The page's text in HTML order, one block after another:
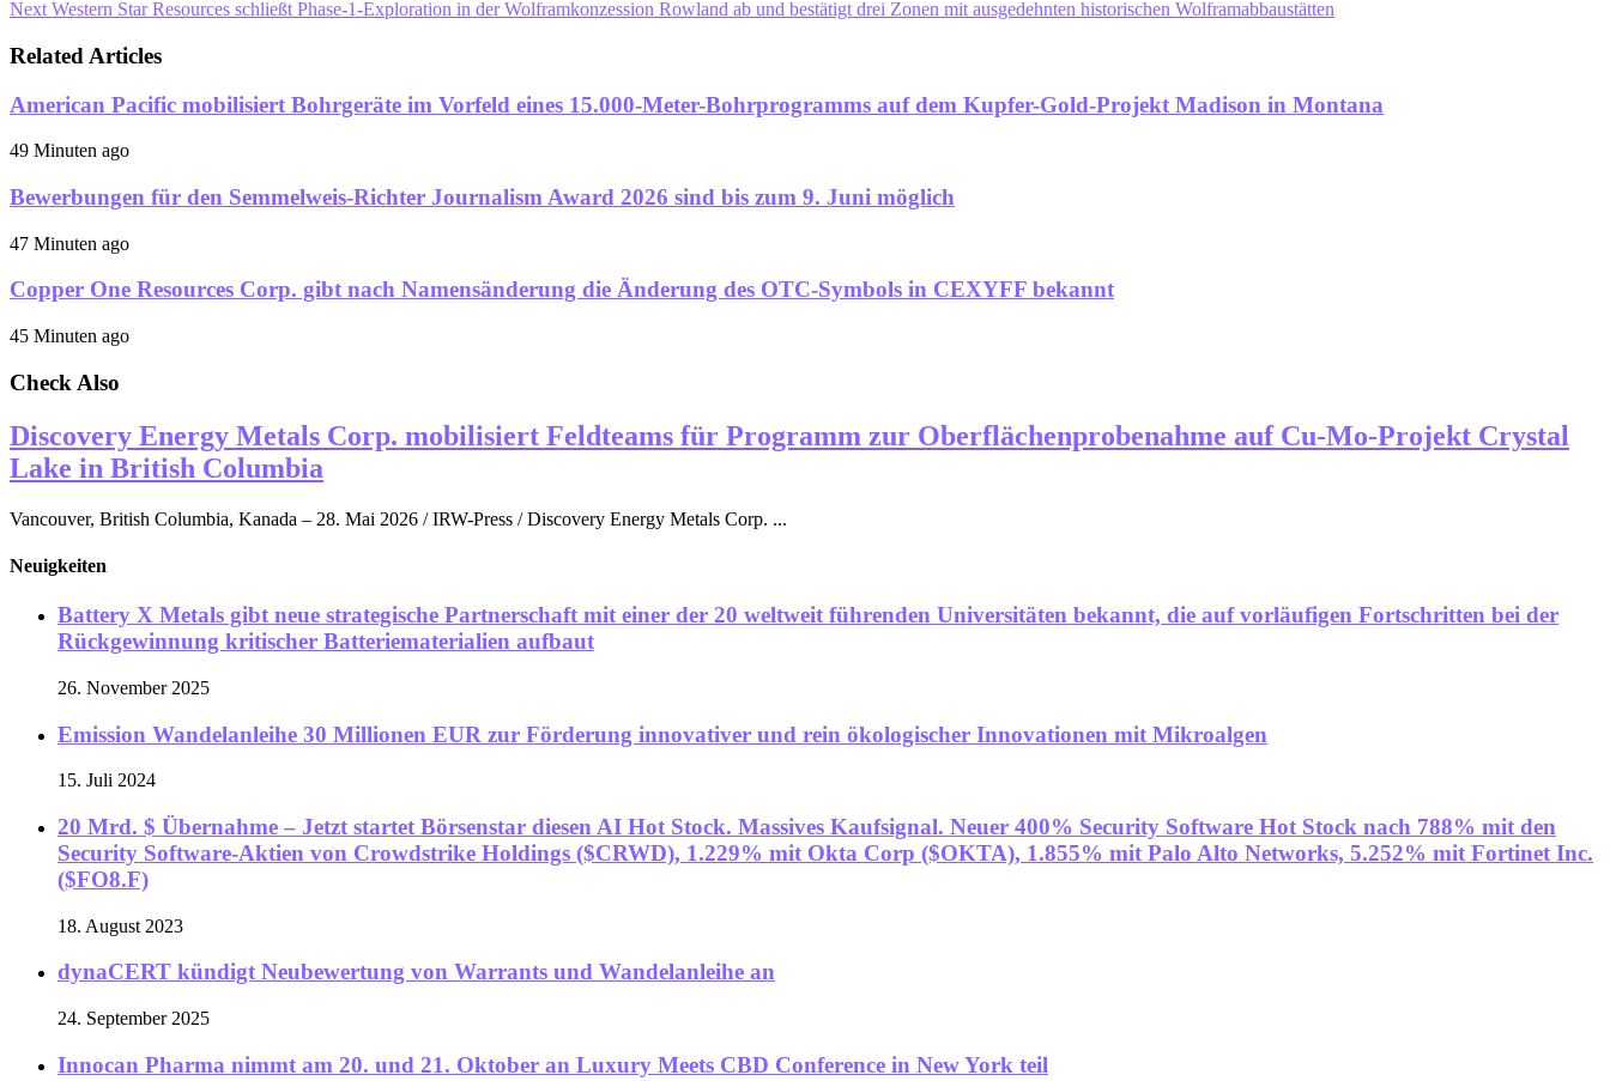
Next Western Star Resources schließt Phase-1-Exploration in der Wolframkonzession Rowland ab und bestätigt drei Zonen mit ausgedehnten historischen Wolframabbaustätten
Related Articles
American Pacific mobilisiert Bohrgeräte im Vorfeld eines 15.000-Meter-Bohrprogramms auf dem Kupfer-Gold-Projekt Madison in Montana
49 Minuten ago
Bewerbungen für den Semmelweis-Richter Journalism Award 2026 sind bis zum 9. Juni möglich
47 Minuten ago
Copper One Resources Corp. gibt nach Namensänderung die Änderung des OTC-Symbols in CEXYFF bekannt
45 Minuten ago
Check Also
Discovery Energy Metals Corp. mobilisiert Feldteams für Programm zur Oberflächenprobenahme auf Cu-Mo-Projekt Crystal
Lake in British Columbia
Vancouver, British Columbia, Kanada – 28. Mai 2026 / IRW-Press / Discovery Energy Metals Corp. ...
Neuigkeiten
Battery X Metals gibt neue strategische Partnerschaft mit einer der 20 weltweit führenden Universitäten bekannt, die auf vorläufigen Fortschritten bei der
Rückgewinnung kritischer Batteriematerialien aufbaut
26. November 2025
Emission Wandelanleihe 30 Millionen EUR zur Förderung innovativer und rein ökologischer Innovationen mit Mikroalgen
15. Juli 2024
20 Mrd. $ Übernahme – Jetzt startet Börsenstar diesen AI Hot Stock. Massives Kaufsignal. Neuer 400% Security Software Hot Stock nach 788% mit den
Security Software-Aktien von Crowdstrike Holdings ($CRWD), 1.229% mit Okta Corp ($OKTA), 1.855% mit Palo Alto Networks, 5.252% mit Fortinet Inc.
($FO8.F)
18. August 2023
dynaCERT kündigt Neubewertung von Warrants und Wandelanleihe an
24. September 2025
Innocan Pharma nimmt am 20. und 21. Oktober an Luxury Meets CBD Conference in New York teil